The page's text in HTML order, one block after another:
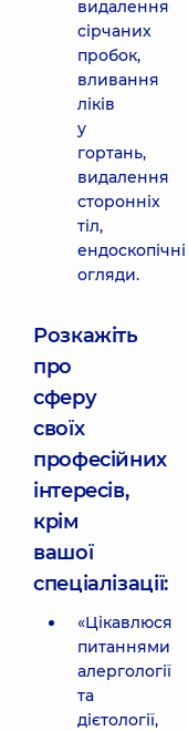
видалення
сірчаних
пробок,
вливання
ліків
у
гортань,
видалення
сторонніх
тіл,
ендоскопічні
огляди.
Розкажіть
про
сферу
своїх
професійних
інтересів,
крім
вашої
спеціалізації:
«Цікавлюся
питаннями
алергології
та
дієтології,